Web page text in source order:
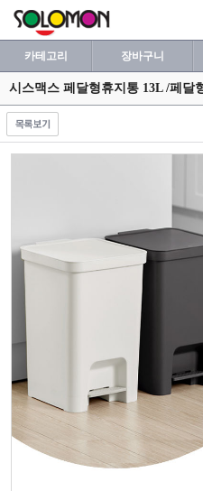
카테고리 장바구니
시스맥스 페달형휴지통 13L /페달